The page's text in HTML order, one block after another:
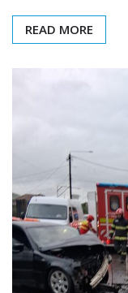
READ MORE